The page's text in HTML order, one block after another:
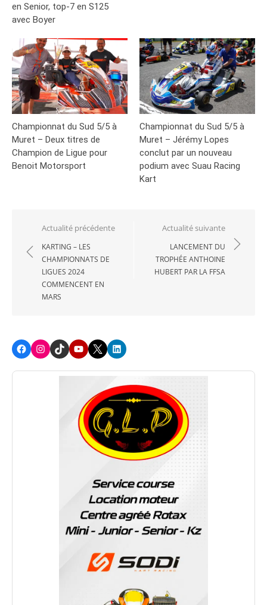
en Senior, top-7 en S125
avec Boyer
Championnat du Sud 5/5 à
Muret – Deux titres de
Champion de Ligue pour
Benoit Motorsport
Championnat du Sud 5/5 à
Muret – Jérémy Lopes
conclut par un nouveau
podium avec Suau Racing
Kart
Navigation
de
l’article
Actualité précédente
KARTING – LES
CHAMPIONNATS DE
LIGUES 2024
COMMENCENT EN
MARS
Actualité suivante
LANCEMENT DU
TROPHÉE ANTHOINE
HUBERT PAR LA FFSA
FacebookInstagram
TikTokYoutube
X LinkedIn